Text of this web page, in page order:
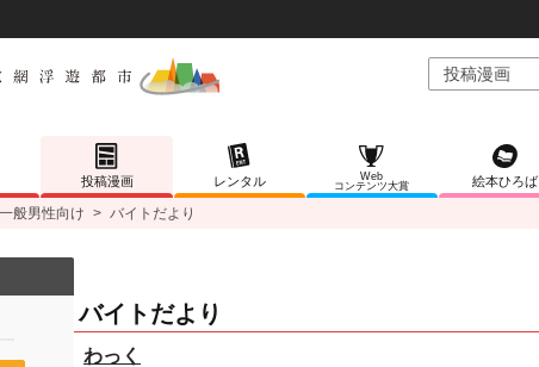
投稿漫画 レンタル
Web
コンテンツ大賞
絵本ひろば
一般男性向け > バイトだより
バイトだより
わっく